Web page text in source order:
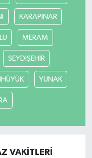
KARAPINAR
MERAM
SEYDİŞEHİR
YUNAK
VAKITLERI